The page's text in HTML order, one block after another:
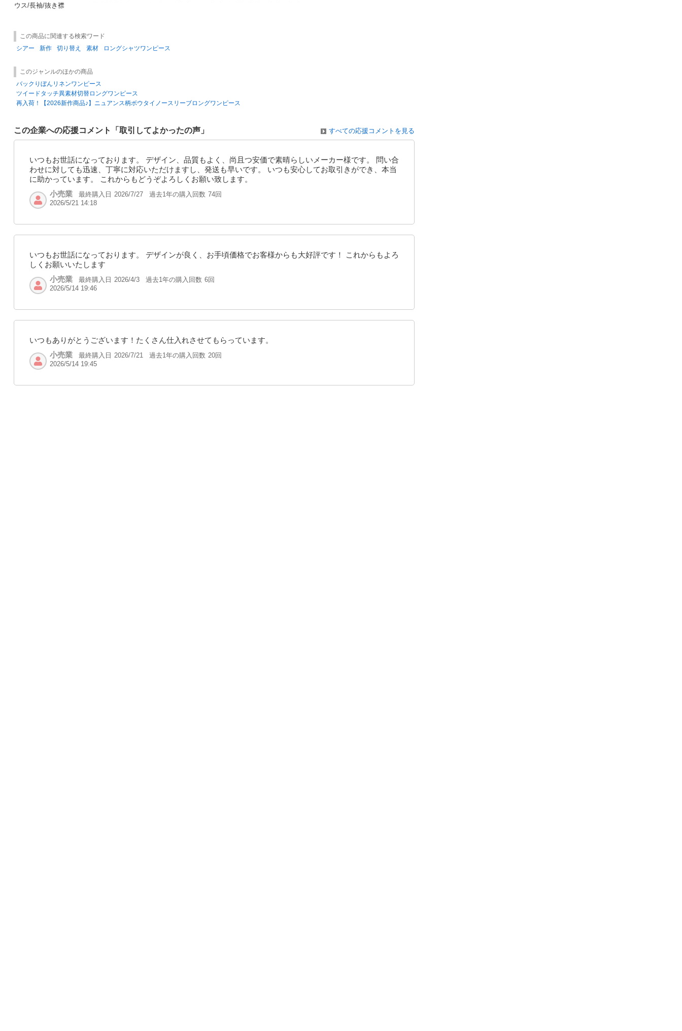
ウス/長袖/抜き襟
この商品に関連する検索ワード
シアー
新作 切り替え 素材 ロングシャツワンピース
このジャンルのほかの商品
バックりぼんリネンワンピース
ツイードタッチ異素材切替ロングワンピース
再入荷！【2026新作商品♪】ニュアンス柄ボウタイノースリーブロングワンピース
この企業への応援コメント「取引してよかったの声」 すべての応援コメントを見る
いつもお世話になっております。 デザイン、品質もよく、尚且つ安価で素晴らしいメーカー様です。 問い合
わせに対しても迅速、丁寧に対応いただけますし、発送も早いです。 いつも安心してお取引きができ、本当
に助かっています。 これからもどうぞよろしくお願い致します。
小売業
最終購入日 2026/7/27 過去1年の購入回数 74回
2026/5/21 14:18
いつもお世話になっております。 デザインが良く、お手頃価格でお客様からも大好評です！ これからもよろ
しくお願いいたします
小売業
最終購入日 2026/4/3 過去1年の購入回数 6回
2026/5/14 19:46
いつもありがとうございます！たくさん仕入れさせてもらっています。
小売業
最終購入日 2026/7/21 過去1年の購入回数 20回
2026/5/14 19:45